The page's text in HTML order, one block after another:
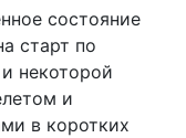
состояние
старт по
некоторой
и
в коротких